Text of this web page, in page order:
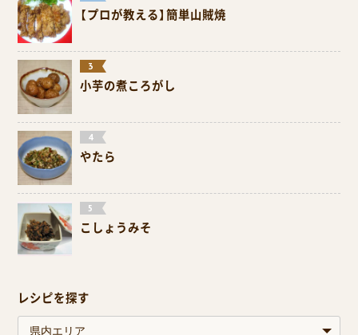
【プロが教える】簡単山賊焼
小芋の煮ころがし
やたら
こしょうみそ
レシピを探す